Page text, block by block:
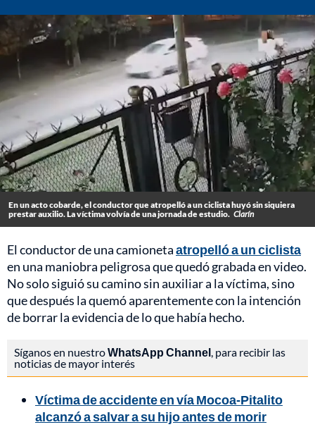
En un acto cobarde, el conductor que atropelló a un ciclista huyó sin siquiera
prestar auxilio. La víctima volvía de una jornada de estudio. Clarín
El conductor de una camionetaatropelló a un ciclista
en una maniobra peligrosa que quedó grabada en video.
No solo siguió su camino sin auxiliar a la víctima, sino
que después la quemó aparentemente con la intención
de borrar la evidencia de lo que había hecho.
Síganos en nuestroWhatsApp Channel, para recibir las
noticias de mayor interés
Víctima de accidente en vía Mocoa-Pitalito
alcanzó a salvar a su hijo antes de morir